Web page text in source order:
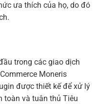
ưa thích của họ, do đó
trong các giao dịch
Moneris
được thiết kế để xử lý
toàn và tuân thủ Tiêu